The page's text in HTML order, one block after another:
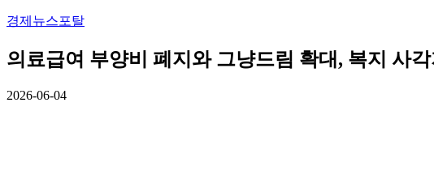
경제뉴스포탈
의료급여 부양비 폐지와 그냥드림 확대, 복지 사
2026-06-04